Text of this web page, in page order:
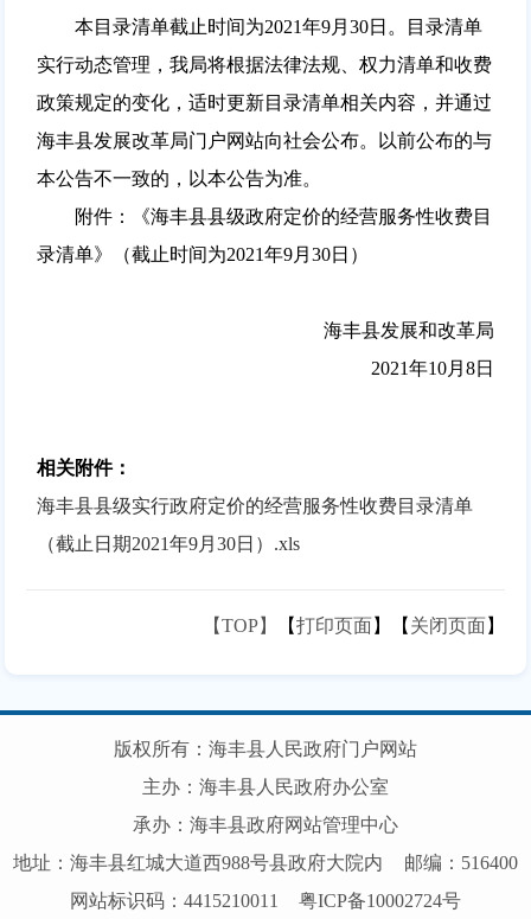
本目录清单截止时间为2021年9月30日。目录清单
实行动态管理，我局将根据法律法规、权力清单和收费
政策规定的变化，适时更新目录清单相关内容，并通过
海丰县发展改革局门户网站向社会公布。以前公布的与
本公告不一致的，以本公告为准。
附件：《海丰县县级政府定价的经营服务性收费目
录清单》（截止时间为2021年9月30日）
海丰县发展和改革局
2021年10月8日
相关附件：
海丰县县级实行政府定价的经营服务性收费目录清单
（截止日期2021年9月30日）.xls
【TOP】 【打印页面】【 关闭页面】
版权所有：海丰县人民政府门户网站
主办：海丰县人民政府办公室
承办：海丰县政府网站管理中心
地址：海丰县红城大道西988号县政府大院内
邮编：516400
网站标识码：4415210011
粤ICP备10002724号